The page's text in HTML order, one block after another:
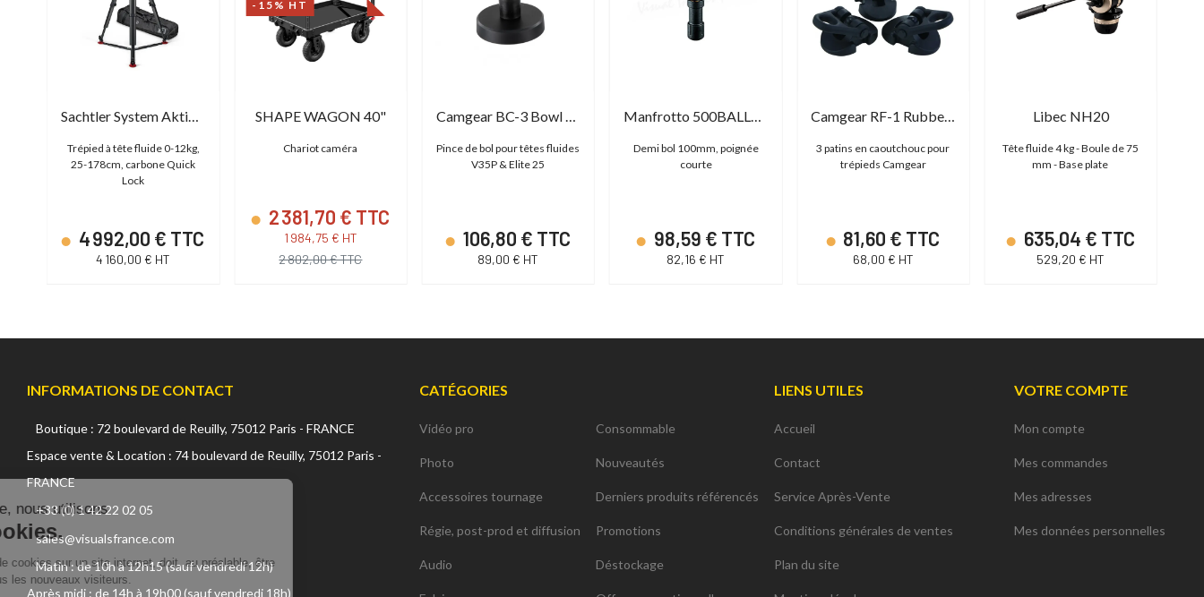
Sachtler System Aktiv10 flowtech 100 GS
Trépied à tête fluide 0-12kg,
25-178cm, carbone Quick
Lock
4 992,00 € TTC
4 160,00 € HT
-15% HT
SHAPE WAGON 40"
Chariot caméra
2 381,70 € TTC
1 984,75 € HT
2 802,00 € TTC
Camgear BC-3 Bowl Clamp
Pince de bol pour têtes fluides
V35P & Elite 25
106,80 € TTC
89,00 € HT
Manfrotto 500BALLSH
Demi bol 100mm, poignée
courte
98,59 € TTC
82,16 € HT
Camgear RF-1 Rubber Feet (set of 3)
3 patins en caoutchouc pour
trépieds Camgear
81,60 € TTC
68,00 € HT
Libec NH20
Tête fluide 4 kg - Boule de 75
mm - Base plate
635,04 € TTC
529,20 € HT
INFORMATIONS DE CONTACT
Boutique : 72 boulevard de Reuilly, 75012 Paris - FRANCE
Espace vente & Location : 74 boulevard de Reuilly, 75012 Paris -
FRANCE
+33 (0) 1 42 22 02 05
sales@visualsfrance.com
Matin : de 10h à 12h15 (sauf vendredi 12h)
Après midi : de 14h à 19h00 (sauf vendredi 18h)
CATÉGORIES
Vidéo pro
Photo
Accessoires tournage
Régie, post-prod et diffusion
Audio
Consommable
Nouveautés
Derniers produits référencés
Promotions
Déstockage
LIENS UTILES
Accueil
Contact
Service Après-Vente
Conditions générales de ventes
Plan du site
VOTRE COMPTE
Mon compte
Mes commandes
Mes adresses
Mes données personnelles
Sur ce site, nous utilisons
des cookies.
L'utilisation de cookies sur un site
internet, doit, au préalable, être déclaré à tous les nouveaux
visiteurs.